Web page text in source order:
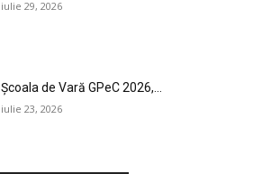
iulie 29, 2026
Școala de Vară GPeC 2026,...
iulie 23, 2026